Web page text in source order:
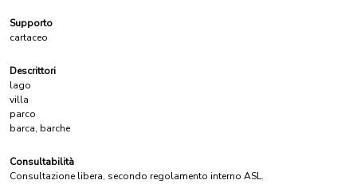
Supporto
cartaceo
Descrittori
lago
villa
parco
barca, barche
Consultabilità
Consultazione libera, secondo regolamento interno ASL.